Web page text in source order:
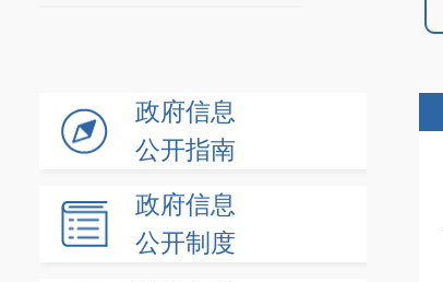
政府信息
公开指南
政府信息
公开制度